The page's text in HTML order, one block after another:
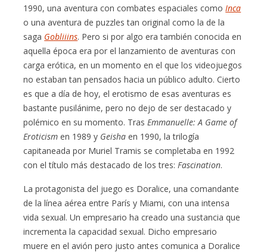
1990, una aventura con combates espaciales como Inca
o una aventura de puzzles tan original como la de la
saga Gobliiins. Pero si por algo era también conocida en
aquella época era por el lanzamiento de aventuras con
carga erótica, en un momento en el que los videojuegos
no estaban tan pensados hacia un público adulto. Cierto
es que a día de hoy, el erotismo de esas aventuras es
bastante pusilánime, pero no dejo de ser destacado y
polémico en su momento. Tras Emmanuelle: A Game of
Eroticism en 1989 y Geisha en 1990, la trilogía
capitaneada por Muriel Tramis se completaba en 1992
con el título más destacado de los tres: Fascination.
La protagonista del juego es Doralice, una comandante
de la línea aérea entre París y Miami, con una intensa
vida sexual. Un empresario ha creado una sustancia que
incrementa la capacidad sexual. Dicho empresario
muere en el avión pero justo antes comunica a Doralice